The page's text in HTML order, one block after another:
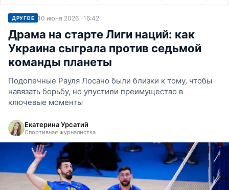
ДРУГОЕ 10 июня 2026 · 16:42
Драма на старте Лиги наций: как
Украина сыграла против седьмой
команды планеты
Подопечные Рауля Лосано были близки к тому, чтобы
навязать борьбу, но упустили преимущество в
ключевые моменты
Екатерина Урсатий
Спортивная журналистка